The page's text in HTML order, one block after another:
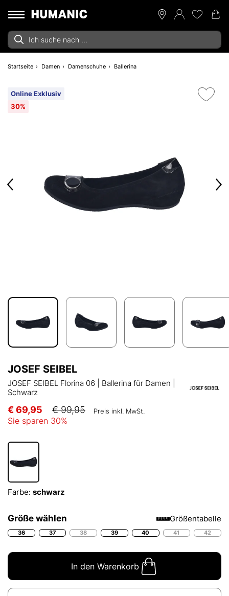
Startseite Damen Damenschuhe Ballerina
Online Exklusiv
30%
JOSEF SEIBEL
JOSEF SEIBEL Florina 06 | Ballerina für Damen |
Schwarz
€ 69,95 € 99,95 Preis inkl. MwSt.
Sie sparen 30%
Farbe: schwarz
Größe wählen Größentabelle
36 37 38 39 40 41 42
In den Warenkorb